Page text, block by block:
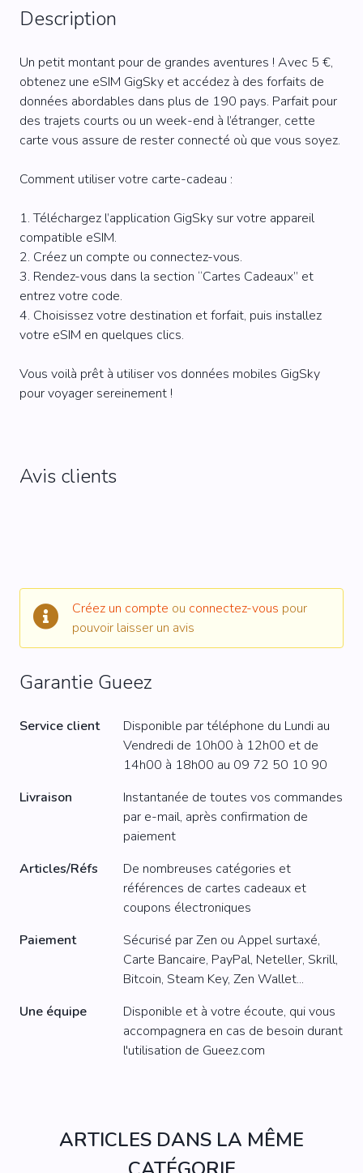
Description
Un petit montant pour de grandes aventures ! Avec 5 €,
obtenez une eSIM GigSky et accédez à des forfaits de
données abordables dans plus de 190 pays. Parfait pour
des trajets courts ou un week-end à l’étranger, cette
carte vous assure de rester connecté où que vous soyez.
Comment utiliser votre carte-cadeau :
1. Téléchargez l’application GigSky sur votre appareil
compatible eSIM.
2. Créez un compte ou connectez-vous.
3. Rendez-vous dans la section “Cartes Cadeaux” et
entrez votre code.
4. Choisissez votre destination et forfait, puis installez
votre eSIM en quelques clics.
Vous voilà prêt à utiliser vos données mobiles GigSky
pour voyager sereinement !
Avis clients
Créez un compte ou connectez-vous pour
pouvoir laisser un avis
Garantie Gueez
Service client
Disponible par téléphone du Lundi au
Vendredi de 10h00 à 12h00 et de
14h00 à 18h00 au 09 72 50 10 90
Livraison
Instantanée de toutes vos commandes
par e-mail, après confirmation de
paiement
Articles/Réfs
De nombreuses catégories et
références de cartes cadeaux et
coupons électroniques
Paiement
Sécurisé par Zen ou Appel surtaxé,
Carte Bancaire, PayPal, Neteller, Skrill,
Bitcoin, Steam Key, Zen Wallet...
Une équipe
Disponible et à votre écoute, qui vous
accompagnera en cas de besoin durant
l'utilisation de Gueez.com
ARTICLES DANS LA MÊME